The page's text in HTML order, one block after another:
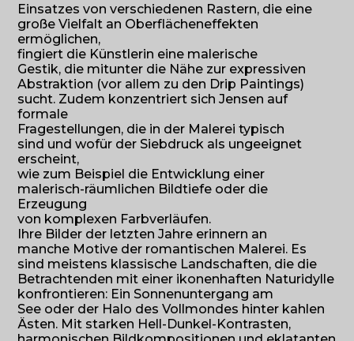
Einsatzes von verschiedenen Rastern, die eine
große Vielfalt an Oberflächeneffekten
ermöglichen,
fingiert die Künstlerin eine malerische
Gestik, die mitunter die Nähe zur expressiven
Abstraktion (vor allem zu den Drip Paintings)
sucht. Zudem konzentriert sich Jensen auf
formale
Fragestellungen, die in der Malerei typisch
sind und wofür der Siebdruck als ungeeignet
erscheint,
wie zum Beispiel die Entwicklung einer
malerisch-räumlichen Bildtiefe oder die
Erzeugung
von komplexen Farbverläufen.
Ihre Bilder der letzten Jahre erinnern an
manche Motive der romantischen Malerei. Es
sind meistens klassische Landschaften, die die
Betrachtenden mit einer ikonenhaften Naturidylle
konfrontieren: Ein Sonnenuntergang am
See oder der Halo des Vollmondes hinter kahlen
Ästen. Mit starken Hell-Dunkel-Kontrasten,